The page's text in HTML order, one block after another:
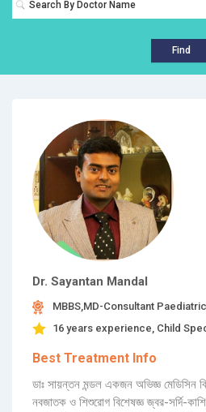
Find
Dr. Sayantan Mandal
MBBS,MD-Consultant
16 years experience, Child
Best Treatment Info
ডাঃ সায়ন্তন মন্ডল একজন অভিজ্ঞ মেডিসিন
নবজাতক ও শিশুরোগ বিশেষজ্ঞ জ্বর-সর্দি-